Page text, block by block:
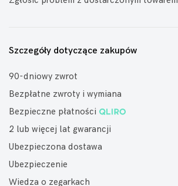
Szczegóły dotyczące zakupów
90-dniowy zwrot
Bezpłatne zwroty i wymiana
Bezpieczne płatności
2 lub więcej lat gwarancji
Ubezpieczona dostawa
Ubezpieczenie
Wiedza o zegarkach